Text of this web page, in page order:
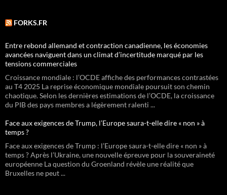
FORKS.FR
Entre rebond allemand et contraction canadienne, les économies
avancées naviguent dans un climat d’incertitude marqué par les
tensions commerciales
Croissance mondiale : l’OCDE affiche des performances contrastées
au T4 2025 La reprise économique mondiale poursuit son chemin
chaotique. Selon les dernières estimations de l’OCDE, la croissance
du PIB des pays membres a légèrement ralenti ...
Face aux exigences de Trump, l’Europe saura-t-elle dire « non » à
temps ?
Face aux exigences de Trump : l’Europe saura-t-elle dire « non » à
temps ? Après l’Ukraine, une nouvelle épreuve pour la souveraineté
européenne La question du Groenland révèle une réalité que
Bruxelles ne peut ...